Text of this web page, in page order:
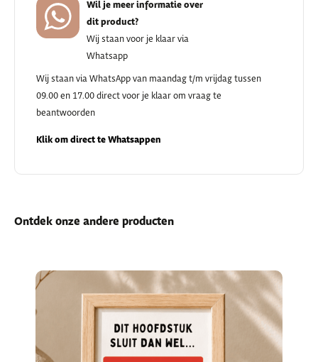
Wil je meer informatie over
dit product?
Wij staan voor je klaar via
Whatsapp
Wij staan via WhatsApp van maandag t/m vrijdag tussen
09.00 en 17.00 direct voor je klaar om vraag te
beantwoorden
Klik om direct te Whatsappen
Ontdek onze andere producten